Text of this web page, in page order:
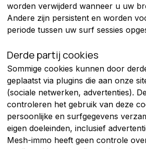
worden verwijderd wanneer u uw
Andere zijn persistent en worden
periode tussen uw surf sessies
Derde partij cookies
Sommige cookies kunnen door
geplaatst via plugins die aan onze
(sociale netwerken, advertenties).
controleren het gebruik van deze
persoonlijke en surfgegevens
eigen doeleinden, inclusief
Mesh-immo heeft geen controle